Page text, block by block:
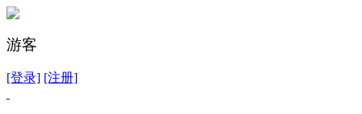
游客
[登录] [注册]